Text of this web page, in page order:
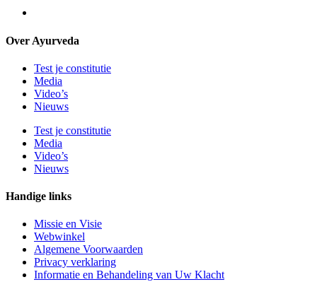
Over Ayurveda
Test je constitutie
Media
Video’s
Nieuws
Test je constitutie
Media
Video’s
Nieuws
Handige links
Missie en Visie
Webwinkel
Algemene Voorwaarden
Privacy verklaring
Informatie en Behandeling van Uw Klacht